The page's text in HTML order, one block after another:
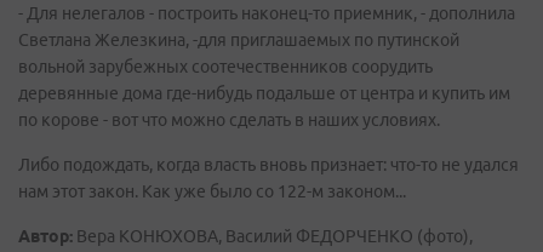
- Для нелегалов - построить наконец-то приемник, - дополнила
Светлана Железкина, -для приглашаемых по путинской
вольной зарубежных соотечественников соорудить
деревянные дома где-нибудь подальше от центра и купить им
по корове - вот что можно сделать в наших условиях.
Либо подождать, когда власть вновь признает: что-то не удался
нам этот закон. Как уже было со 122-м законом...
Автор: Вера КОНЮХОВА, Василий ФЕДОРЧЕНКО (фото),